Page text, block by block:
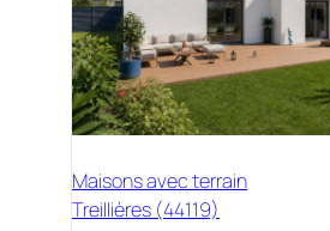
Maisons avec terrain
Treillières (44119)